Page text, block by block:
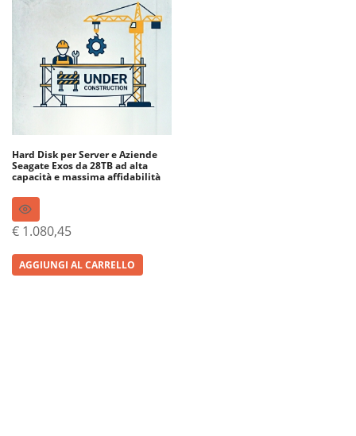
Hard Disk per Server e Aziende
Seagate Exos da 28TB ad alta
capacità e massima affidabilità
€ 1.080,45
AGGIUNGI AL CARRELLO